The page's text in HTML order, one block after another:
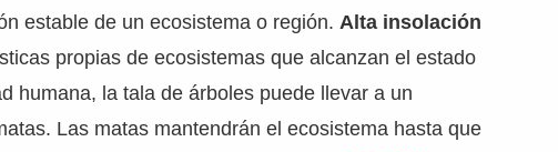
estable de un ecosistema o región.Alta insolación
propias de ecosistemas que alcanzan el estado
humana, la tala de árboles puede llevar a un
Las matas mantendrán el ecosistema hasta que